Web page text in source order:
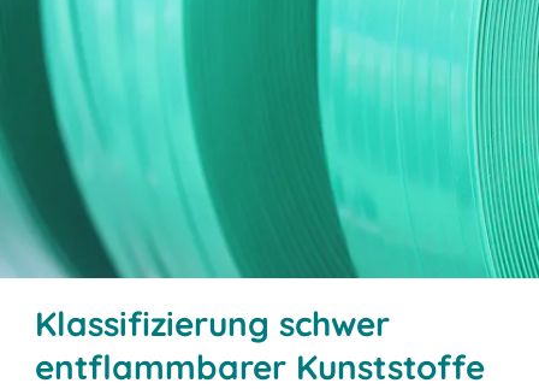
Klassifizierung schwer
entflammbarer Kunststoffe